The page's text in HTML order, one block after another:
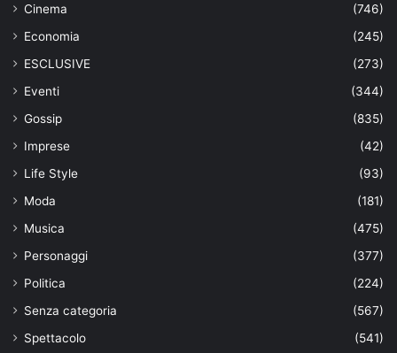
Cinema
(746)
Economia
(245)
ESCLUSIVE
(273)
Eventi
(344)
Gossip
(835)
Imprese
(42)
Life Style
(93)
Moda
(181)
Musica
(475)
Personaggi
(377)
Politica
(224)
Senza categoria
(567)
Spettacolo
(541)